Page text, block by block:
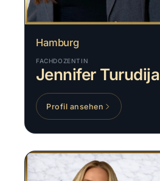
Hamburg
FACHDOZENTIN
Jennifer Turudija
Profil ansehen